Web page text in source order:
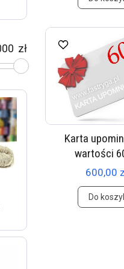
Karta
wartości
600,00
Do
zł